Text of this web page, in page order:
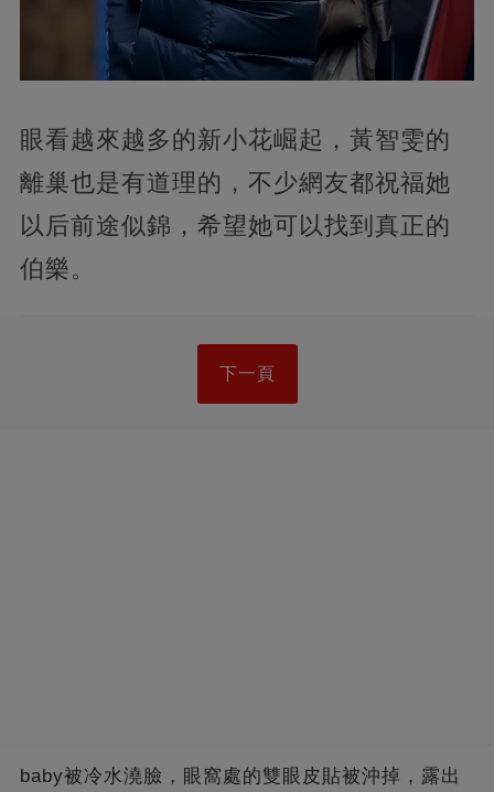
眼看越來越多的新小花崛起，黃智雯的
離巢也是有道理的，不少網友都祝福她
以后前途似錦，希望她可以找到真正的
伯樂。
下一頁
baby被冷水澆臉，眼窩處的雙眼皮貼被沖掉，露出